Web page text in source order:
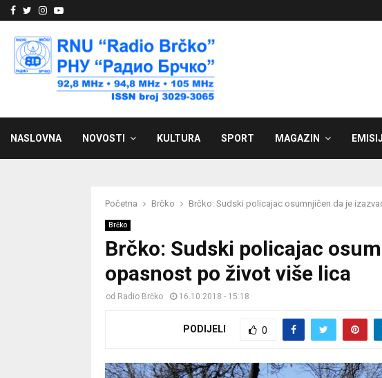
Facebook
Twitter
Instagram
Youtube
NASLOVNA NOVOSTI KULTURA SPORT MAGAZIN
Početna Brčko Brčko: Sudski policajac osumnjičen da je
Brčko
Brčko: Sudski policajac
opasnost po život više lica
od Radio Brčko 16.10.2018 - 15:18
PODIJELI 0